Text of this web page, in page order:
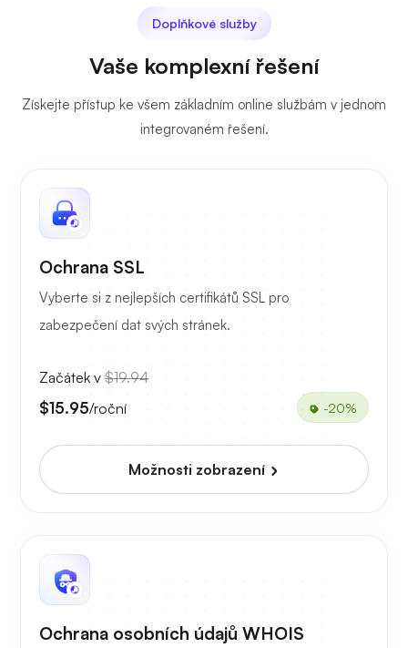
Doplňkové služby
Vaše komplexní řešení
Získejte přístup ke všem základním online službám v jednom
integrovaném řešení.
Ochrana SSL
Vyberte si z nejlepších certifikátů SSL pro
zabezpečení dat svých stránek.
Začátek v $19.94
$15.95/roční -20%
Možnosti zobrazení
Ochrana osobních údajů WHOIS